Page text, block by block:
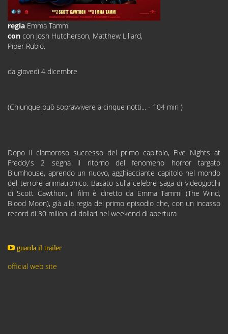
regia Emma Tammi
con con Josh Hutcherson, Matthew Lillard,
Piper Rubio,
da giovedì 4 dicembre
(Chiunque può sopravvivere a cinque notti... - 104 min )
Dopo il clamoroso successo del primo capitolo, Five Nights at
Freddy's 2 segna il ritorno del fenomeno horror targato
Blumhouse, aprendo un nuovo, agghiacciante capitolo nel mondo
del terrore animatronico. Basato sulla celebre saga di videogiochi
di Scott Cawthon, il film è diretto da Emma Tammi (The Wind,
Blood Moon), già alla regia del primo episodio che, con un incasso
record di 80 milioni di dollari nel weekend di apertura
guarda il trailer
official web site